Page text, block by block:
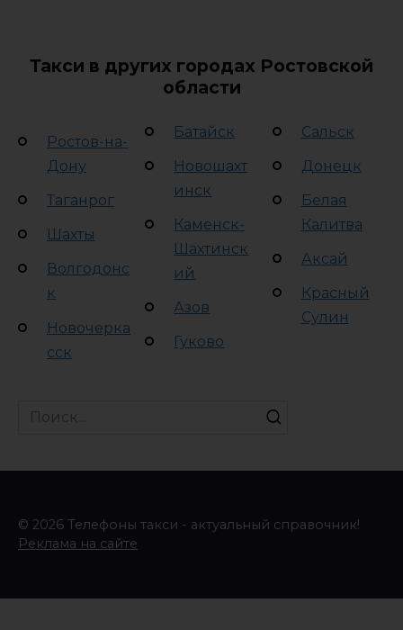
Такси в других городах Ростовской
области
Ростов-на-
Дону
Таганрог
Шахты
Волгодонс
к
Новочерка
сск
Батайск
Новошахт
инск
Каменск-
Шахтинск
ий
Азов
Гуково
Сальск
Донецк
Белая
Калитва
Аксай
Красный
Сулин
Search
© 2026 Телефоны такси - актуальный справочник!
Реклама на сайте